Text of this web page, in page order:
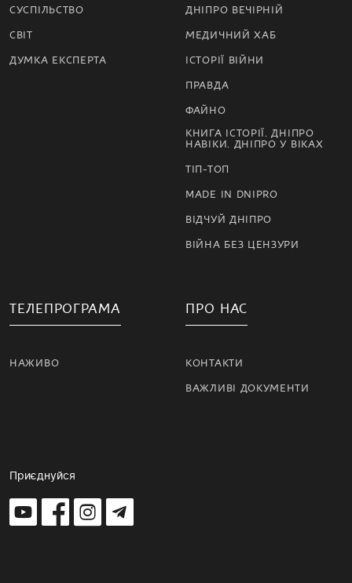
СУСПІЛЬСТВО
СВІТ
ДУМКА ЕКСПЕРТА
ДНІПРО ВЕЧІРНІЙ
МЕДИЧНИЙ ХАБ
ІСТОРІЇ ВІЙНИ
ПРАВДА
ФАЙНО
КНИГА ІСТОРІЇ. ДНІПРО
НАВІКИ. ДНІПРО У ВІКАХ
ТІП-ТОП
MADE IN DNIPRO
ВІДЧУЙ ДНІПРО
ВІЙНА БЕЗ ЦЕНЗУРИ
ТЕЛЕПРОГРАМА
НАЖИВО
ПРО НАС
КОНТАКТИ
ВАЖЛИВІ ДОКУМЕНТИ
Приєднуйся